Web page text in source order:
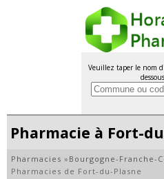
Veuillez taper le nom
Pharmacie à Fort-
Pharmacies » Bourgogne-Franche-
Pharmacies de Fort-du-Plasne